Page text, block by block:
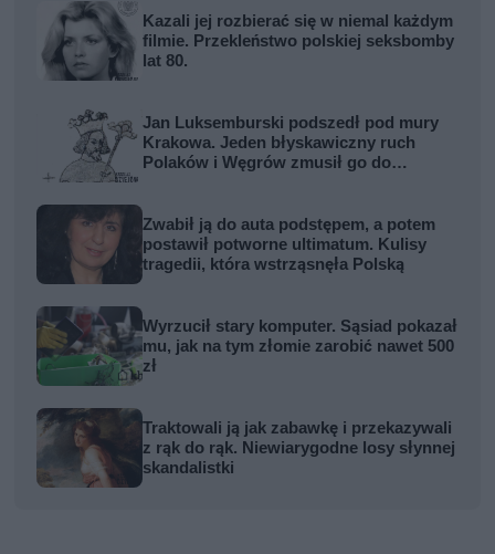
Kazali jej rozbierać się w niemal każdym
filmie. Przekleństwo polskiej seksbomby
lat 80.
Jan Luksemburski podszedł pod mury
Krakowa. Jeden błyskawiczny ruch
Polaków i Węgrów zmusił go do
Zwabił ją do auta podstępem, a potem
postawił potworne ultimatum. Kulisy
tragedii, która wstrząsnęła Polską
Wyrzucił stary komputer. Sąsiad pokazał
mu, jak na tym złomie zarobić nawet 500
zł
Traktowali ją jak zabawkę i przekazywali
z rąk do rąk. Niewiarygodne losy słynnej
skandalistki